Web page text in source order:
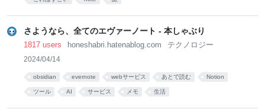
さようなら、全てのエヴァーノート - 本しゃぶり
1817 users honeshabri.hatenablog.com テクノロジー
2024/04/14
obsidian evernote webサービス あとで読む Notion
ツール AI サービス メモ 生活